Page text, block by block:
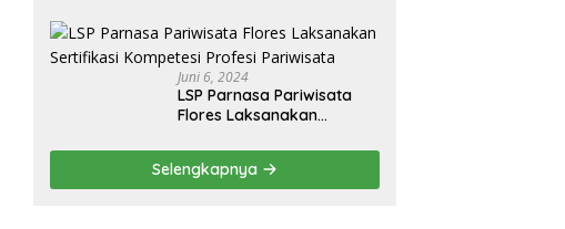
Juni 6, 2024
LSP Parnasa Pariwisata
Flores Laksanakan
Profesi Pariwisata
Selengkapnya